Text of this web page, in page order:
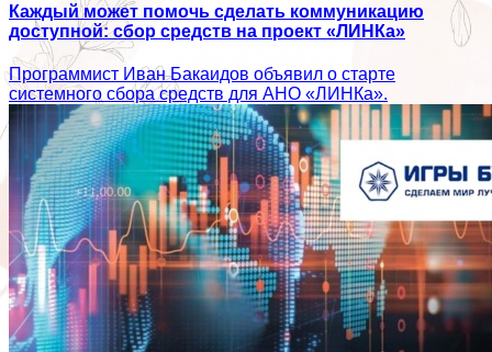
Каждый может помочь сделать коммуникацию
доступной: сбор средств на проект «ЛИНКа»
Программист Иван Бакаидов объявил о старте
системного сбора средств для АНО «ЛИНКа».